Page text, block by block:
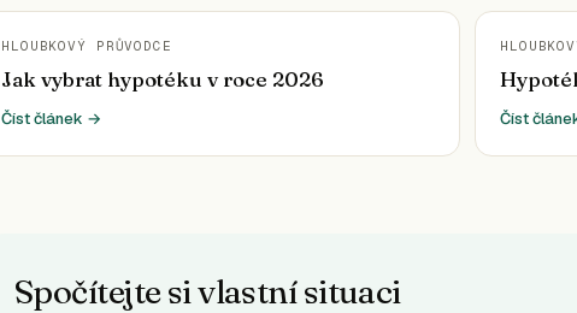
HLOUBKOVÝ PRŮVODCE
Jak vybrat hypotéku v roce 2026
Číst článek → Číst
Spočítejte si vlastní situaci